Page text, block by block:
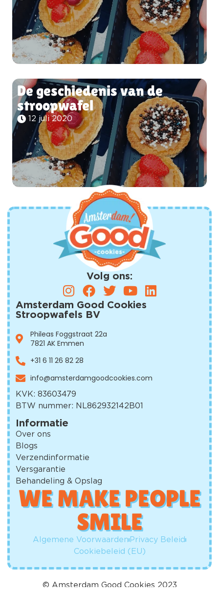
De geschiedenis van de
stroopwafel
12 juli 2020
Volg ons:
Amsterdam Good Cookies
Stroopwafels BV
Phileas Foggstraat 22a
7821 AK Emmen
+31 6 11 26 82 28
info@amsterdamgoodcookies.com
KVK: 83603479
BTW nummer: NL862932142B01
Informatie
Over ons
Blogs
Verzendinformatie
Versgarantie
Behandeling & Opslag
WE MAKE PEOPLE
SMILE​
Algemene Voorwaarden Privacy Beleid
Cookiebeleid (EU)
© Amsterdam Good Cookies 2023